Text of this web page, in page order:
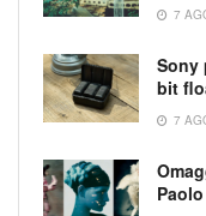
7
Sony
bit
7